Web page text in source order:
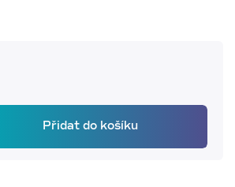
Přidat do košíku